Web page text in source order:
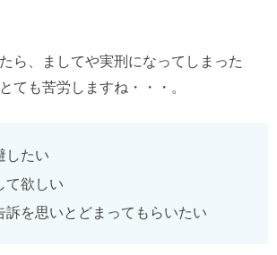
ら、ましてや実刑になってしまった
ても苦労しますね・・・。
したい
て欲しい
訴を思いとどまってもらいたい